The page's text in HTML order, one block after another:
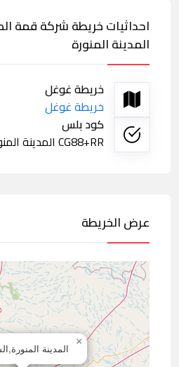
احداثيات خريطة شركة قمة
المدينة المنورة
خريطة غوغل
خريطة غوغل
كود بلس
CG88+RR المدينة المنورة
عرض الخريطة
المدينة
×